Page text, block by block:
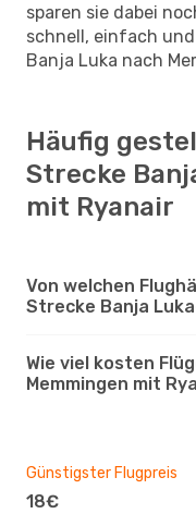
sparen sie dabei
schnell, einfach
Banja Luka nach
Häufig
Strecke
mit Ryanair
Von welchen
Strecke Banja
Wie viel kosten
Memmingen mit
Günstigster Flugpreis
18€